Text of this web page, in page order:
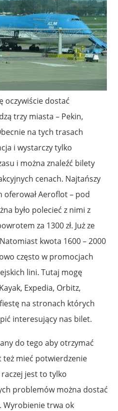
oczywiście dostać
trzy miasta – Pekin,
na tych trasach
i wystarczy tylko
i można znaleźć bilety
cenach. Najtańszy
oferował Aeroflot – pod
było polecieć z nimi z
za 1300 zł. Już ze
kwota 1600 – 2000
często w promocjach
lini. Tutaj mogę
Expedia, Orbitz,
na stronach których
interesujący nas bilet.
do tego aby otrzymać
też mieć potwierdzenie
jest to tylko
problemów można dostać
Wyrobienie trwa ok